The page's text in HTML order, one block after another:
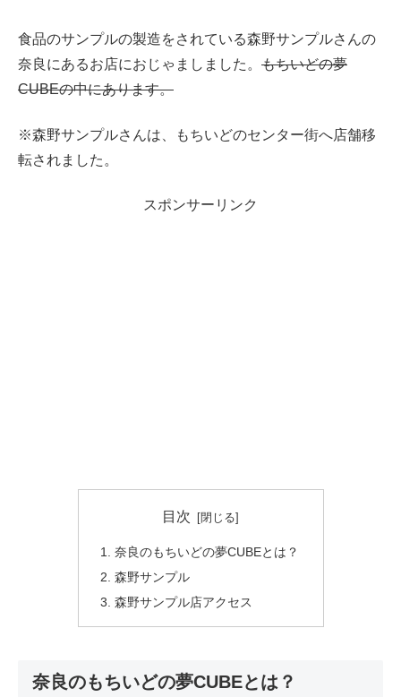
食品のサンプルの製造をされている森野サンプルさんの
奈良にあるお店におじゃましました。 もちいどの夢
CUBEの中にあります。
※森野サンプルさんは、もちいどのセンター街へ店舗移
転されました。
スポンサーリンク
目次
奈良のもちいどの夢CUBEとは？
森野サンプル
森野サンプル店アクセス
奈良のもちいどの夢CUBEとは？